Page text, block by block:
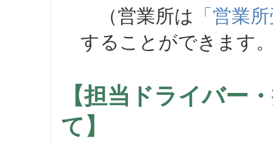
（営業所は 「営業
することができます
【担当ドライバー
て】